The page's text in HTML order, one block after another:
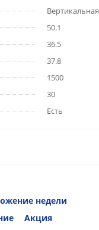
Вертикальная
50.1
36.5
37.8
1500
30
Есть
недели
Акция